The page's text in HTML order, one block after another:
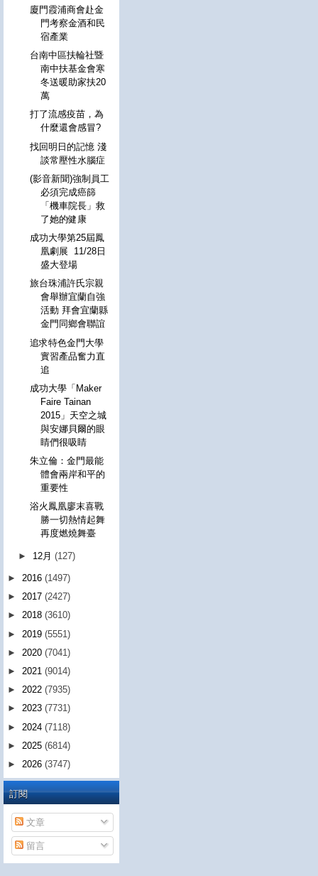
廈門霞浦商會赴金
門考察金酒和民
宿產業
台南中區扶輪社暨
南中扶基金會寒
冬送暖助家扶20
萬
打了流感疫苗，為
什麼還會感冒?
找回明日的記憶 淺
談常壓性水腦症
(影音新聞)強制員工
必須完成癌篩
「機車院長」救
了她的健康
成功大學第25屆鳳
凰劇展 11/28日
盛大登場
旅台珠浦許氏宗親
會舉辦宜蘭自強
活動 拜會宜蘭縣
金門同鄉會聯誼
追求特色金門大學
實習產品奮力直
追
成功大學「Maker
Faire Tainan
2015」天空之城
與安娜貝爾的眼
睛們很吸睛
朱立倫：金門最能
體會兩岸和平的
重要性
浴火鳳凰廖末喜戰
勝一切熱情起舞
再度燃燒舞臺
► 12月(127)
► 2016 (1497)
► 2017 (2427)
► 2018 (3610)
► 2019 (5551)
► 2020 (7041)
► 2021 (9014)
► 2022 (7935)
► 2023 (7731)
► 2024 (7118)
► 2025 (6814)
► 2026 (3747)
訂閱
文章
留言